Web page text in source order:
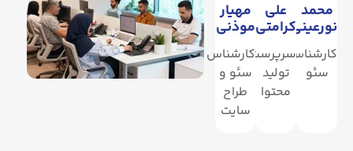
محمد
نورعینی
کارشناس
سئو
علی
کرامتی
سرپرست
تولید
محتوا
مهیار
موذنی
کارشناس
سئو و
طراح
سایت